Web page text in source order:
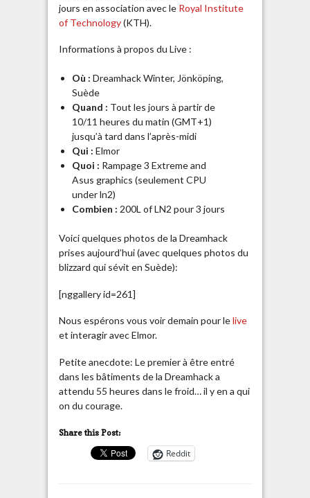
jours en association avec le Royal Institute
of Technology(KTH).
Informations à propos du Live :
Où : Dreamhack Winter, Jönköping,
Suède
Quand : Tout les jours à partir de
10/11 heures du matin (GMT+1)
jusqu’à tard dans l’après-midi
Qui : Elmor
Quoi : Rampage 3 Extreme and
Asus graphics (seulement CPU
under ln2)
Combien : 200L of LN2 pour 3 jours
Voici quelques photos de la Dreamhack
prises aujourd’hui (avec quelques photos du
blizzard qui sévit en Suède):
[nggallery id=261]
Nous espérons vous voir demain pour lelive
et interagir avec Elmor.
Petite anecdote: Le premier à être entré
dans les bâtiments de la Dreamhack a
attendu 55 heures dans le froid… il y en a qui
on du courage.
Share this Post:
Reddit